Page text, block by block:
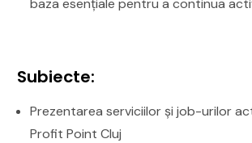
baza esențiale pentru a continua
Subiecte:
Prezentarea serviciilor și job-urilor
Profit Point Cluj